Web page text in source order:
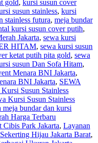
gold, kursi susun cover
susun stainless, kursi
stainless futura, meja bundar
kursi susun cover putih,
Jakarta, sewa kursi
HITAM, sewa kursi susun
ketat putih pita gold, sewa
susun Dan Sofa Hitam,
Menara BNI Jakarta,
BNI Jakarta, SEWA
Kursi Susun Stainless
Kursi Susun Stainless
meja bundar dan kursi
Harga Terbaru
Park Jakarta, Layanan
Hijau Jakarta Barat,